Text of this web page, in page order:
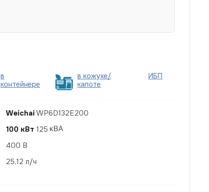
в
контейнере
в кожухе/
капоте
ИБП
Weichai WP6D132E200
100 кВт 125
400 В
25,12 л/ч